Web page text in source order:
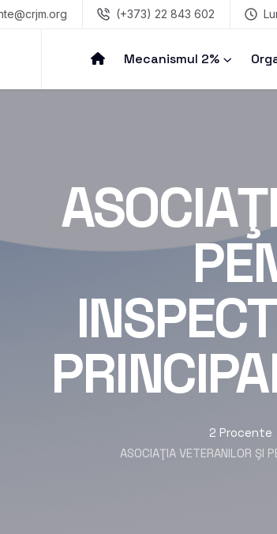
(+373) 22 843 602
Mecanismul 2%
2 Procente
ASOCIAŢIA VETERANILOR ŞI